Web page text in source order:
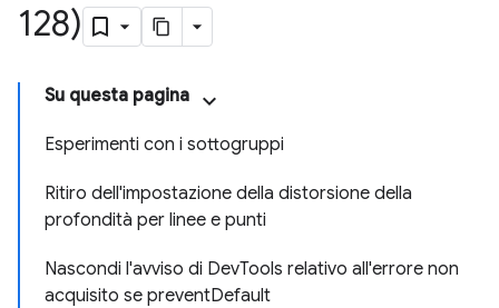
128)
Su questa pagina
Esperimenti con i sottogruppi
Ritiro dell'impostazione della distorsione della
profondità per linee e punti
Nascondi l'avviso di DevTools relativo all'errore non
acquisito se preventDefault